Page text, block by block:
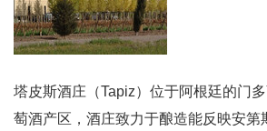
塔皮斯酒庄（Tapiz）位于阿根廷的门
萄酒产区，酒庄致力于酿造能反映安第